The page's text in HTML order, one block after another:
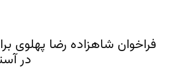
فراخوان شاهزاده رضا پهلوی
در